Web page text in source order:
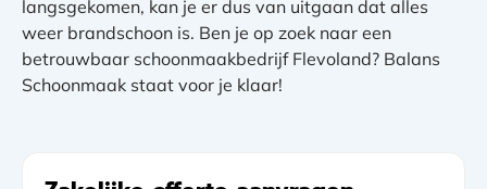
langsgekomen, kan je er dus van uitgaan dat alles
weer brandschoon is. Ben je op zoek naar een
betrouwbaar schoonmaakbedrijf Flevoland? Balans
Schoonmaak staat voor je klaar!